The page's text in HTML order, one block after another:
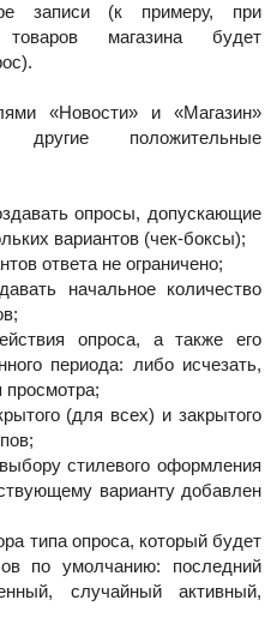
записи (к примеру, при
магазина будет
«Новости» и «Магазин»
положительные
опросы, допускающие
вариантов (чек-боксы);
ответа не ограничено;
начальное количество
опроса, а также его
периода: либо исчезать,
просмотра;
(для всех) и закрытого
стилевого оформления
варианту добавлен
типа опроса, который будет
по умолчанию: последний
случайный активный,